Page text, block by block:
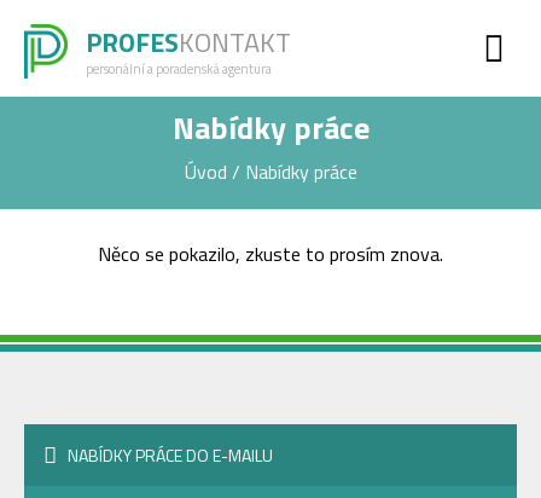
PROFESKONTAKT
personální a poradenská agentura
Nabídky práce
Úvod / Nabídky práce
Něco se pokazilo, zkuste to prosím znova.
NABÍDKY PRÁCE DO E-MAILU